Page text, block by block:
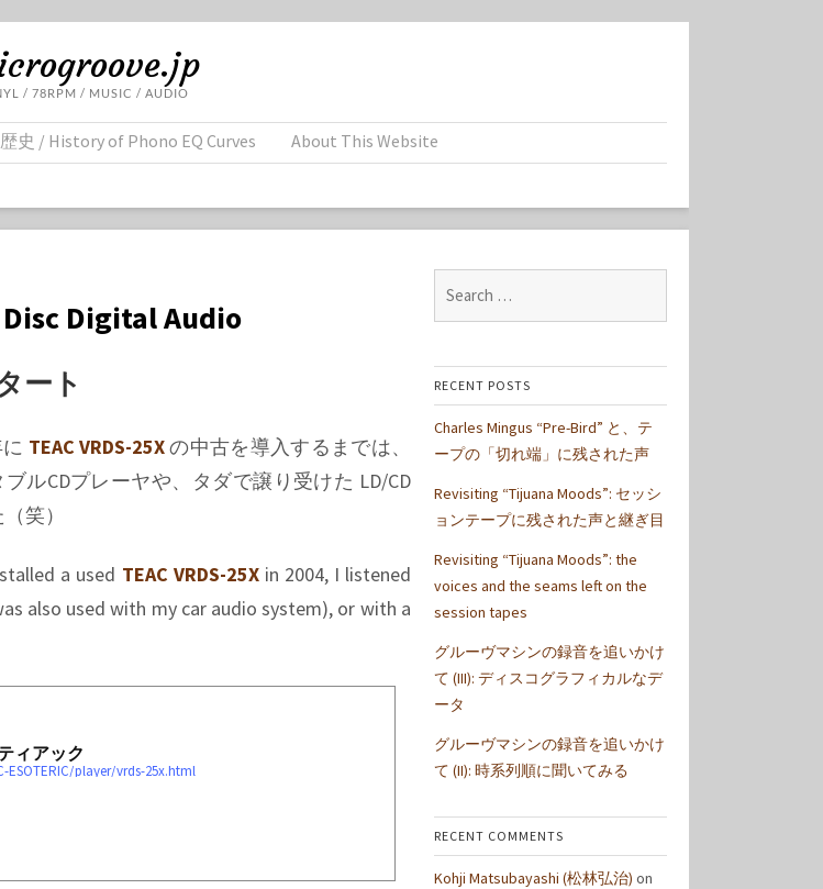
/ 78RPM / MUSIC / AUDIO
史 / History of Phono EQ Curves About This Website
Digital Audio
ート
TEAC VRDS-25Xの中古を導入するまでは、
ルCDプレーヤや、タダで譲り受けた LD/CD
笑）
a used TEAC VRDS-25Xin 2004, I listened
also used with my car audio system), or with a
ィアック
player/vrds-25x.html
for:
RECENT POSTS
Charles Mingus “Pre-Bird” と、テ
ープの「切れ端」に残された声
Revisiting “Tijuana Moods”: セッシ
ョンテープに残された声と継ぎ目
Revisiting “Tijuana Moods”: the
voices and the seams left on the
session tapes
グルーヴマシンの録音を追いかけ
て (III): ディスコグラフィカルなデ
ータ
グルーヴマシンの録音を追いかけ
て (II): 時系列順に聞いてみる
RECENT COMMENTS
Kohji Matsubayashi (松林弘治) on